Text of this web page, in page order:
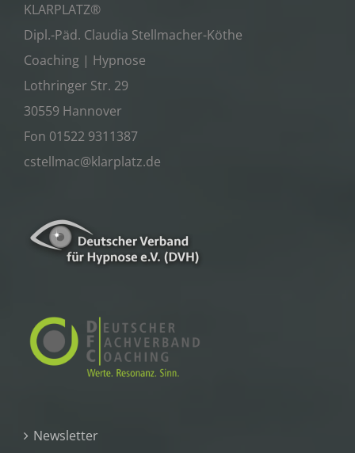
KLARPLATZ®
Dipl.-Päd. Claudia Stellmacher-Köthe
Coaching | Hypnose
Lothringer Str. 29
30559 Hannover
Fon 01522 9311387
cstellmac@klarplatz.de
Newsletter